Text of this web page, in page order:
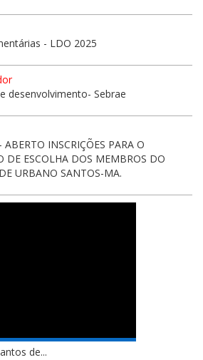
- LDO 2025
desenvolvimento- Sebrae
INSCRIÇÕES PARA O
DE ESCOLHA DOS MEMBROS DO
URBANO SANTOS-MA.
de...